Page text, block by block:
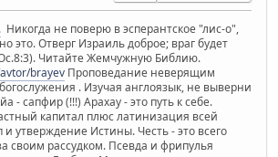
Никогда не поверю в эсперантское "лис-о",
это. Отверг Израиль доброе; враг будет
Читайте Жемчужную Библию.
brayev Проповедание неверящим
. Изучая англоязык, не выверни
- сапфир (!!!) Арахау - это путь к себе.
капитал плюс латинизация всей
утверждение Истины. Честь - это всего
своим рассудком. Псевда и фрипулья